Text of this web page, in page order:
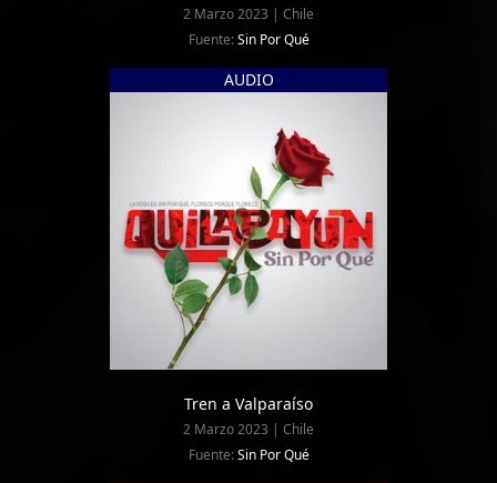
2 Marzo 2023 | Chile
Fuente:Sin Por Qué
AUDIO
Tren a Valparaíso
2 Marzo 2023 | Chile
Fuente:Sin Por Qué